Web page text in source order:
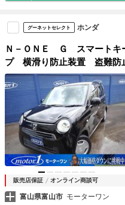
グーネットセレクト ホンダ
Ｎ－ＯＮＥ Ｇ スマート
プ 横滑り防止装置 盗難防
シート 電動格納ミラー 衝
販売店保証 オンライン商談可
富山県富山市 モーターワン